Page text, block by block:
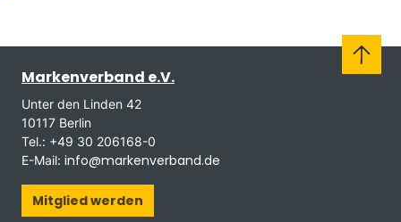
Markenverband e.V.
Unter den Linden 42
10117 Berlin
Tel.: +49 30 206168-0
E-Mail: info@markenverband.de
Mitglied werden